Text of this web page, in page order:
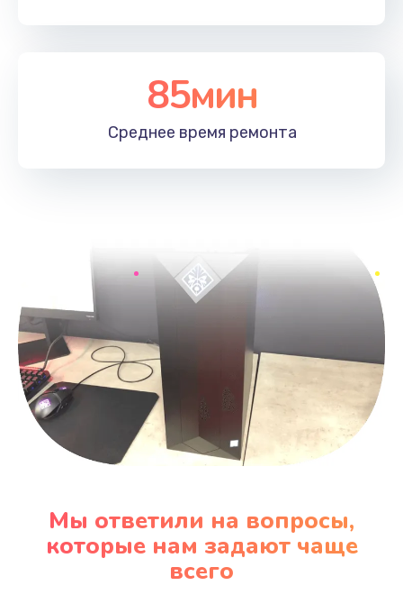
85мин
Среднее время ремонта
Мы ответили на вопросы,
которые нам задают чаще
всего